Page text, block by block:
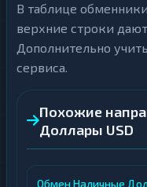
В таблице
верхние строки
Дополнительно
сервиса.
Похожие
Доллары USD
Обмен Наличные